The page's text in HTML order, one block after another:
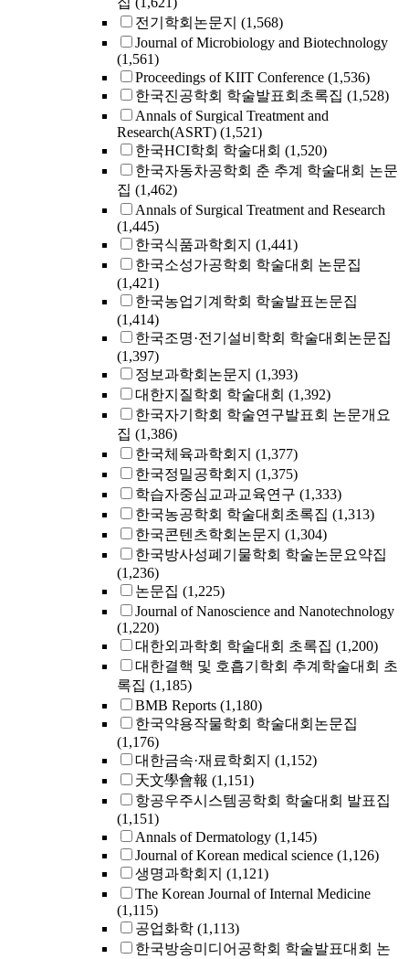
전기학회논문지 (1,568)
Journal of Microbiology and Biotechnology
(1,561)
Proceedings of KIIT Conference (1,536)
한국진공학회 학술발표회초록집 (1,528)
Annals of Surgical Treatment and
Research(ASRT) (1,521)
한국HCI학회 학술대회 (1,520)
한국자동차공학회 춘 추계 학술대회 논문
집 (1,462)
Annals of Surgical Treatment and Research
(1,445)
한국식품과학회지 (1,441)
한국소성가공학회 학술대회 논문집
(1,421)
한국농업기계학회 학술발표논문집
(1,414)
한국조명·전기설비학회 학술대회논문집
(1,397)
정보과학회논문지 (1,393)
대한지질학회 학술대회 (1,392)
한국자기학회 학술연구발표회 논문개요
집 (1,386)
한국체육과학회지 (1,377)
한국정밀공학회지 (1,375)
학습자중심교과교육연구 (1,333)
한국농공학회 학술대회초록집 (1,313)
한국콘텐츠학회논문지 (1,304)
한국방사성폐기물학회 학술논문요약집
(1,236)
논문집 (1,225)
Journal of Nanoscience and Nanotechnology
(1,220)
대한외과학회 학술대회 초록집 (1,200)
대한결핵 및 호흡기학회 추계학술대회 초
록집 (1,185)
BMB Reports (1,180)
한국약용작물학회 학술대회논문집
(1,176)
대한금속·재료학회지 (1,152)
天文學會報 (1,151)
항공우주시스템공학회 학술대회 발표집
(1,151)
Annals of Dermatology (1,145)
Journal of Korean medical science (1,126)
생명과학회지 (1,121)
The Korean Journal of Internal Medicine
(1,115)
공업화학 (1,113)
한국방송미디어공학회 학술발표대회 논